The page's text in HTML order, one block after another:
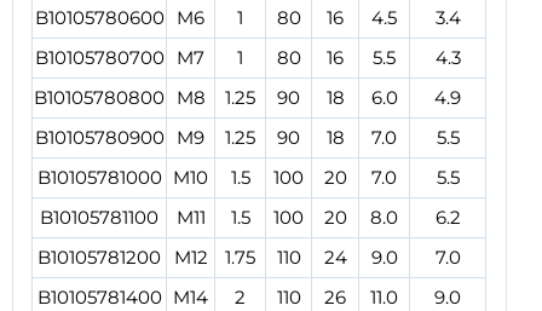
B10105780600 M6 1 80 16 4.5
3.4
B10105780700 M7 1 80 16 5.5
4.3
B10105780800 M8 1.25 90 18 6.0
4.9
B10105780900 M9 1.25 90 18 7.0
5.5
B10105781000 M10 1.5 100 20 7.0
5.5
B10105781100
M11 1.5 100 20 8.0
6.2
B10105781200
M12 1.75 110 24 9.0
7.0
B10105781400 M14 2 110 26 11.0
9.0